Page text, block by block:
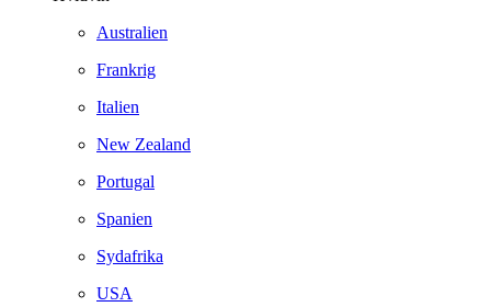
Australien
Frankrig
Italien
New Zealand
Portugal
Spanien
Sydafrika
USA